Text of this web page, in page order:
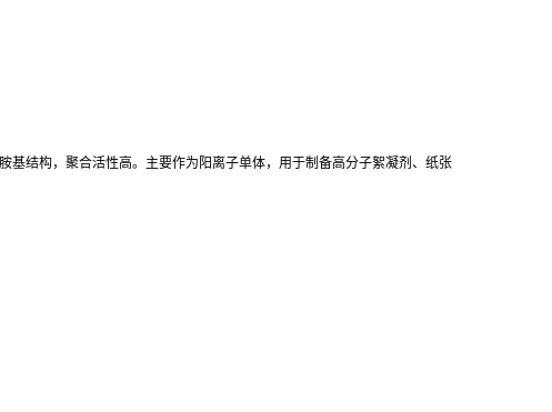
结构，聚合活性高。主要作为阳离子单体，用于制备高分子絮凝剂、纸张